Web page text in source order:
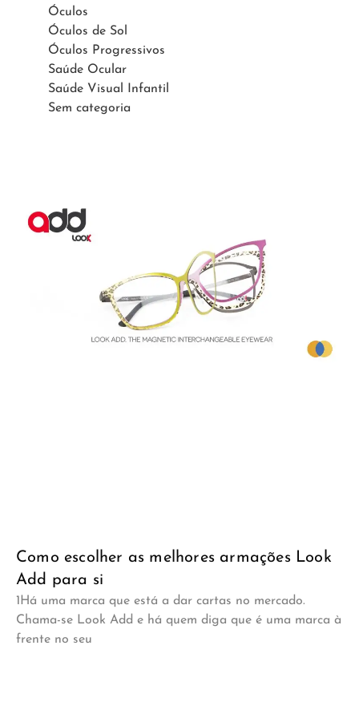
Óculos
Óculos de Sol
Óculos Progressivos
Saúde Ocular
Saúde Visual Infantil
Sem categoria
Como escolher as melhores armações Look
Add para si
1Há uma marca que está a dar cartas no mercado.
Chama-se Look Add e há quem diga que é uma marca à
frente no seu